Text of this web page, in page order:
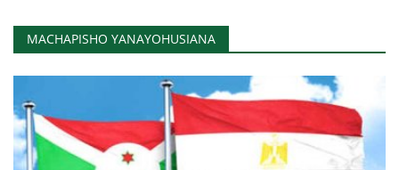
MACHAPISHO YANAYOHUSIANA